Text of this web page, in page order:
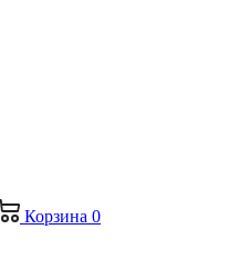
Корзина 0